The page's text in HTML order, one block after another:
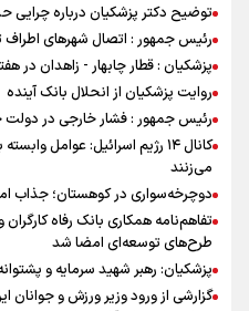
توضیح دکتر پزشکیان درباره چرایی
رئیس جمهور : اتصال شهرهای اطراف
پزشکیان : قطار چابهار - زاهدان در
روایت پزشکیان از انحلال بانک آینده
رئیس جمهور : فشار خارجی در
کانال ۱۴ رژیم اسرائیل: عوامل
می‌زنند
دوچرخه‌سواری در کوهستان؛ جذاب
تفاهم‌نامه همکاری بانک رفاه
طرح‌های توسعه‌ای امضا شد
پزشکیان: رهبر شهید سرمایه و
گزارشی از ورود وزیر ورزش و جوانان